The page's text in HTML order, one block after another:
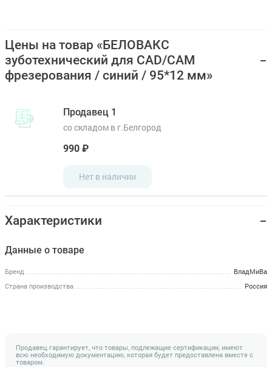
Цены на товар «БЕЛОВАКС
зуботехнический для CAD/CAM
фрезерования / синий / 95*12 мм»
Продавец 1
со складом в г.Белгород
990 ₽
Нет в наличии
Характеристики
Данные о товаре
Бренд
ВладМиВа
Страна производства
Россия
Продавец гарантирует, что товары, подлежащие сертификации, имеют
всю необходимую документацию, которая будет предоставлена вместе с
товаром.